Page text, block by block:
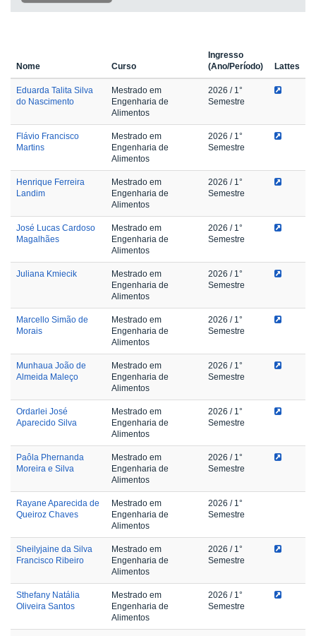
Nome Curso
Ingresso
(Ano/Período)
Lattes
Eduarda Talita Silva
do Nascimento
Mestrado em
Engenharia de
Alimentos
2026 / 1°
Semestre
Flávio Francisco
Martins
Mestrado em
Engenharia de
Alimentos
2026 / 1°
Semestre
Henrique Ferreira
Landim
Mestrado em
Engenharia de
Alimentos
2026 / 1°
Semestre
José Lucas Cardoso
Magalhães
Mestrado em
Engenharia de
Alimentos
2026 / 1°
Semestre
Juliana Kmiecik
Mestrado em
Engenharia de
Alimentos
2026 / 1°
Semestre
Marcello Simão de
Morais
Mestrado em
Engenharia de
Alimentos
2026 / 1°
Semestre
Munhaua João de
Almeida Maleço
Mestrado em
Engenharia de
Alimentos
2026 / 1°
Semestre
Ordarlei José
Aparecido Silva
Mestrado em
Engenharia de
Alimentos
2026 / 1°
Semestre
Paôla Phernanda
Moreira e Silva
Mestrado em
Engenharia de
Alimentos
2026 / 1°
Semestre
Rayane Aparecida de
Queiroz Chaves
Mestrado em
Engenharia de
Alimentos
2026 / 1°
Semestre
Sheilyjaine da Silva
Francisco Ribeiro
Mestrado em
Engenharia de
Alimentos
2026 / 1°
Semestre
Sthefany Natália
Oliveira Santos
Mestrado em
Engenharia de
Alimentos
2026 / 1°
Semestre